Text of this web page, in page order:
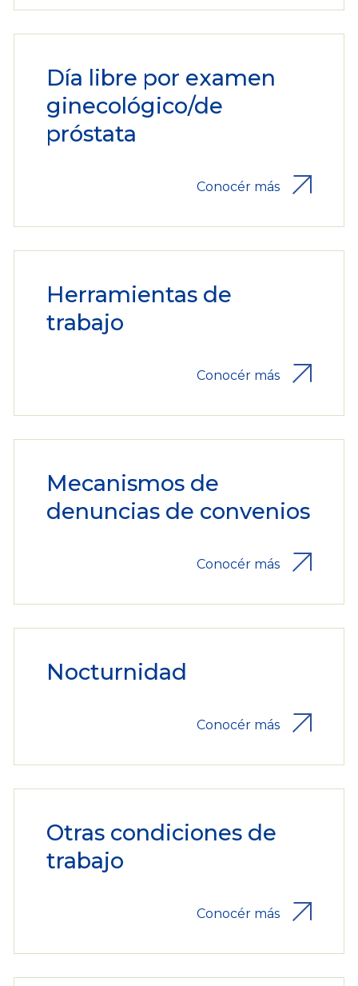
Día libre por examen
ginecológico/de
próstata
Conocér más
Herramientas de
trabajo
Conocér más
Mecanismos de
denuncias de convenios
Conocér más
Nocturnidad
Conocér más
Otras condiciones de
trabajo
Conocér más